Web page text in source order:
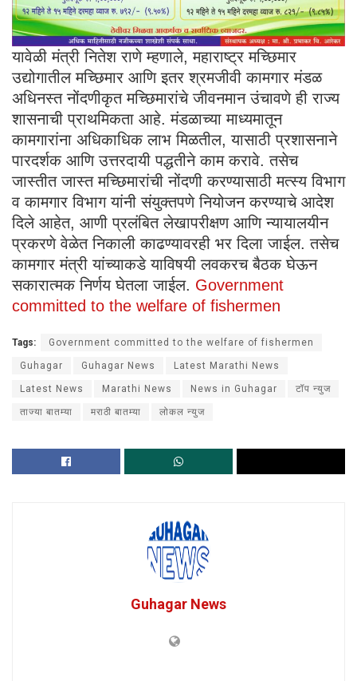
यावेळी मंत्री नितेश राणे म्हणाले, महाराष्ट्र मच्छिमार
उद्योगातील मच्छिमार आणि इतर श्रमजीवी कामगार मंडळ
अधिनस्त नोंदणीकृत मच्छिमारांचे जीवनमान उंचावणे ही राज्य
शासनाची प्राथमिकता आहे. मंडळाच्या माध्यमातून
कामगारांना अधिकाधिक लाभ मिळतील, यासाठी प्रशासनाने
पारदर्शक आणि उत्तरदायी पद्धतीने काम करावे. तसेच
जास्तीत जास्त मच्छिमारांची नोंदणी करण्यासाठी मत्स्य विभाग
व कामगार विभाग यांनी संयुक्तपणे नियोजन करण्याचे आदेश
दिले आहेत, आणी प्रलंबित लेखापरीक्षण आणि न्यायालयीन
प्रकरणे वेळेत निकाली काढण्यावरही भर दिला जाईल. तसेच
कामगार मंत्री यांच्याकडे याविषयी लवकरच बैठक घेऊन
सकारात्मक निर्णय घेतला जाईल. Government
committed to the welfare of fishermen
Tags: Government committed to the welfare of fishermen
Guhagar Guhagar News Latest Marathi News
Latest News Marathi News News in Guhagar टॉप न्युज
ताज्या बातम्या मराठी बातम्या लोकल न्युज
Guhagar News